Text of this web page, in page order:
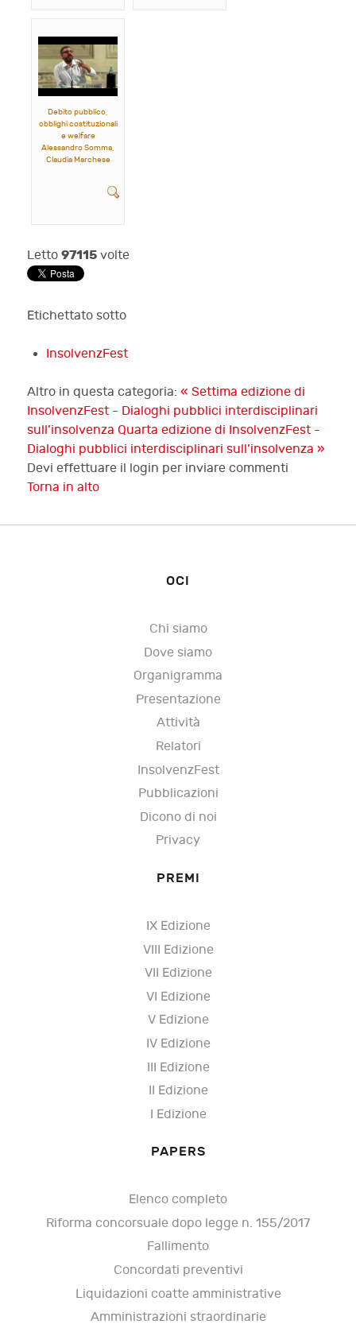
Debito pubblico,
obblighi costituzionali
e welfare
Alessandro Somma,
Claudia Marchese
Letto 97115 volte
Etichettato sotto
InsolvenzFest
Altro in questa categoria: « Settima edizione di
InsolvenzFest - Dialoghi pubblici interdisciplinari
sull’insolvenza Quarta edizione di InsolvenzFest -
Dialoghi pubblici interdisciplinari sull’insolvenza »
Devi effettuare il login per inviare commenti
Torna in alto
OCI
Chi siamo
Dove siamo
Organigramma
Presentazione
Attività
Relatori
InsolvenzFest
Pubblicazioni
Dicono di noi
Privacy
PREMI
IX Edizione
VIII Edizione
VII Edizione
VI Edizione
V Edizione
IV Edizione
III Edizione
II Edizione
I Edizione
PAPERS
Elenco completo
Riforma concorsuale dopo legge n. 155/2017
Fallimento
Concordati preventivi
Liquidazioni coatte amministrative
Amministrazioni straordinarie